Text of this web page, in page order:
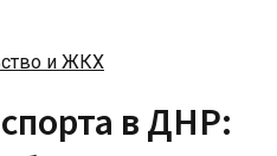
и ЖКХ
в ДНР: